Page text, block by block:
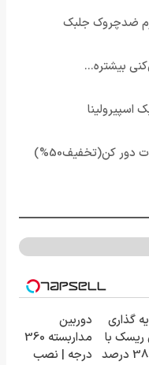
ضدچروک جلبک
بیشتره...
اسپیرولینا
کن(تخفیف50%)
گذاری
ریسک با
سود 38 درصد
دوربین
مداربسته 360
درجه | نصب